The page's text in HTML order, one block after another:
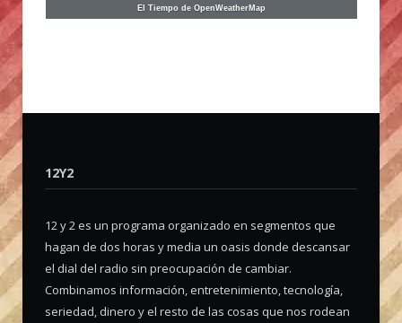
El Tiempo de OpenWeatherMap
12Y2
12 y 2 es un programa organizado en segmentos que
hagan de dos horas y media un oasis donde descansar
el dial del radio sin preocupación de cambiar.
Combinamos información, entretenimiento, tecnología,
seriedad, dinero y el resto de las cosas que nos rodean